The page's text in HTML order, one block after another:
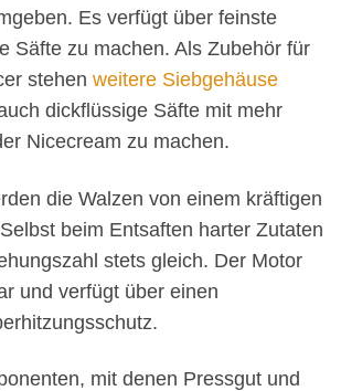
Es verfügt über feinste
Säfte zu machen. Als Zubehör für
stehen weitere Siebgehäuse
dickflüssige Säfte mit mehr
Nicecream zu machen.
die Walzen von einem kräftigen
beim Entsaften harter Zutaten
stets gleich. Der Motor
und verfügt über einen
mit denen Pressgut und